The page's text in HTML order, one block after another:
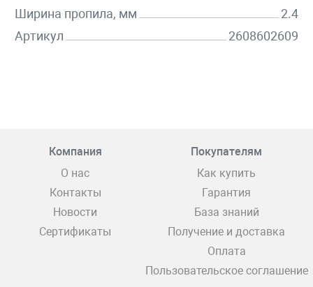
Ширина пропила, мм
2.4
Артикул
2608602609
Компания
О нас
Контакты
Новости
Сертификаты
Покупателям
Как купить
Гарантия
База знаний
Получение и доставка
Оплата
Пользовательское соглашение